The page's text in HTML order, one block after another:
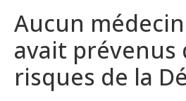
Aucun
avait prévenus
risques de la